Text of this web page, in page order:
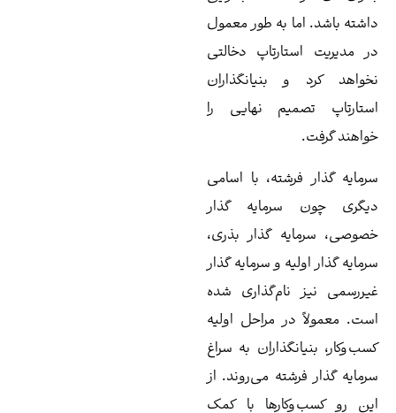
باشد. اما به طور معمول
مدیریت استارتاپ دخالتی
کرد و بنیانگذاران
تصمیم نهایی را
گرفت.
گذار فرشته، با اسامی
چون سرمایه‌ گذار
سرمایه‌ گذار بذری،
‌گذار اولیه و سرمایه ‌گذار
نیز نام‌گذاری شده
معمولاً در مراحل اولیه
بنیانگذاران به سراغ
گذار فرشته می‌روند. از
رو کسب‌وکارها با کمک